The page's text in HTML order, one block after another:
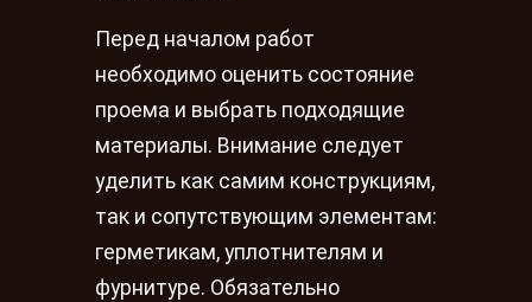
Перед началом работ
необходимо оценить состояние
проема и выбрать подходящие
материалы. Внимание следует
уделить как самим конструкциям,
так и сопутствующим элементам:
герметикам, уплотнителям и
фурнитуре. Обязательно